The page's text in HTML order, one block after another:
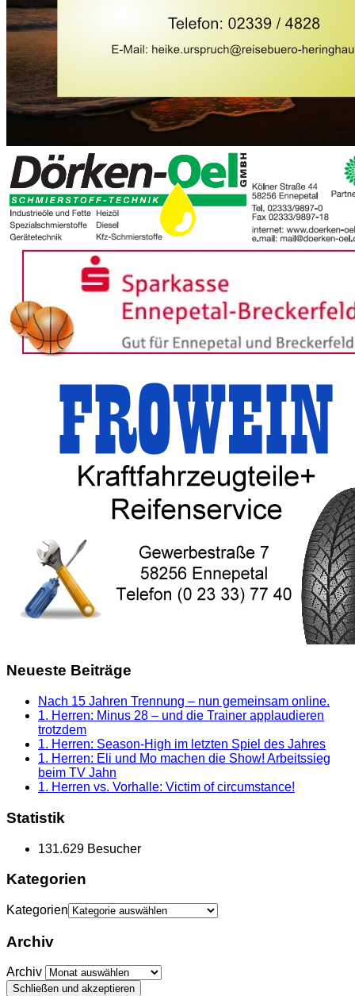
Neueste Beiträge
Nach 15 Jahren Trennung – nun gemeinsam online.
1. Herren: Minus 28 – und die Trainer applaudieren
trotzdem
1. Herren: Season-High im letzten Spiel des Jahres
1. Herren: Eli und Mo machen die Show! Arbeitssieg
beim TV Jahn
1. Herren vs. Vorhalle: Victim of circumstance!
Statistik
131.629 Besucher
Kategorien
Kategorien
Archiv
Archiv